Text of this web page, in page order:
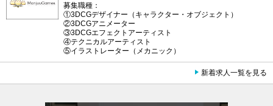
募集職種：
①3DCGデザイナー（キャラクター・オブジェクト）
②3DCGアニメーター
③3DCGエフェクトアーティスト
④テクニカルアーティスト
⑤イラストレーター（メカニック）
新着求人一覧を見る